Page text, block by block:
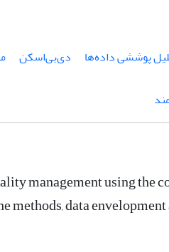
پوششی داده‌ها دی‌بی‌اسکن
management using the
data